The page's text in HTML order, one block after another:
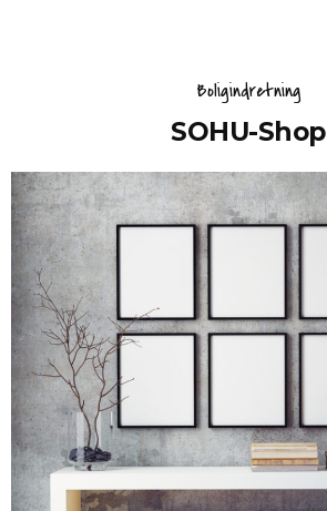
Boligindretning
SOHU-Shop